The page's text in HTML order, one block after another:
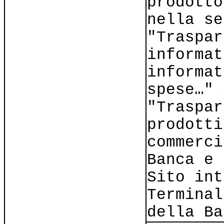
nella
Banca
Sito
della